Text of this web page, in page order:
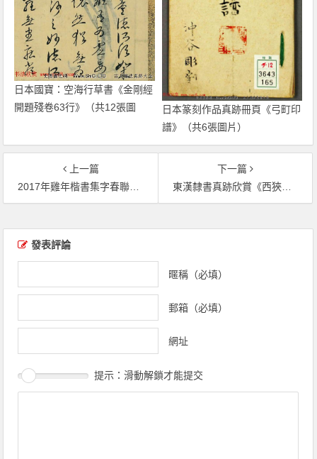
日本國寶：空海行草書《金剛經
開題殘卷63行》（共12張圖
日本篆刻作品真跡冊頁《弓町印
譜》（共6張圖片）
上一篇
2017年雞年楷書集字春聯20副（共20張圖片）
下一篇
東漢隸書真跡欣賞《西狹頌》集字對聯40副（共20張圖片）
發表評論
暱稱（必填）
郵箱（必填）
網址
提示：滑動解鎖才能提交